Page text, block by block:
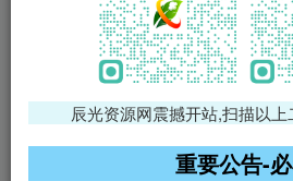
免费领支付宝红包
腾讯
辰光资源网震撼开站,扫描以
重要公告-